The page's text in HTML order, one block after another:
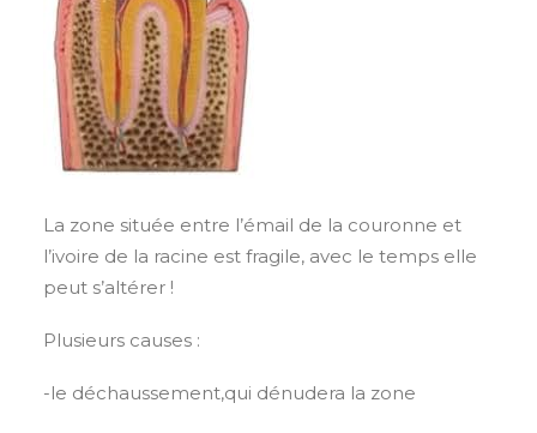
La zone située entre l’émail de la couronne et
l’ivoire de la racine est fragile, avec le temps elle
peut s’altérer !
Plusieurs causes :
-le déchaussement,qui dénudera la zone